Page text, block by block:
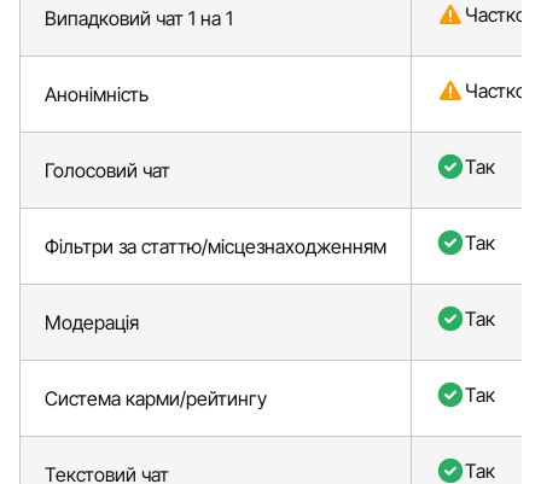
Випадковий чат 1 на 1
Анонімність
Голосовий чат Так
Фільтри за статтю/місцезнаходженням Так
Модерація Так
Система карми/рейтингу Так
Текстовий чат Так